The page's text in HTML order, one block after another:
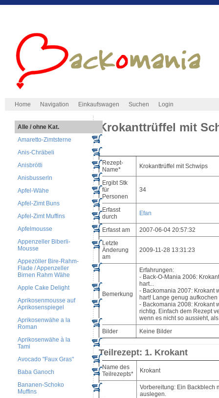
Home Navigation Einkaufswagen Suchen Login
Alle / ohne Kat.
Amaretto-Zimtsterne
Anis-Chräbeli
Anisbrötli
Anisbusserln
Apfel-Wähe
Apfel-Zimt Buns
Apfel-Zimt Muffins
Apfelmousse
Appenzeller Biberli-
Mousse
Appezöller Bire-Rahm-
Flade / Appenzeller
Birnen Rahm Wähe
Apple Cake Delight
Aprikosenmousse auf
Aprikosenspiegel
Aprikosenwähe a la
Roman
Aprikosenwähe à la
Tami
Avocado "Faux Gras"
Baba Ganoch
Bananen-Schoko
Muffins
Krokanttrüffel mit
Rezept-
Name*
Krokanttrüffel mit Schwips
Ergibt Stk
für
Personen
34
Erfasst
durch
Efan
Erfasst am
2007-06-04 20:57:32
Letzte
Änderung
am
2009-11-28 13:31:23
Bemerkung
Erfahrungen:
- Back-O-Mania 2006:
hart...
- Backomania 2007: Krokant
hart! Lange genug aufkochen
- Backomania 2008: Krokant
richtig. Einfach dem Rezept
wenn es nicht so aussieht,
Bilder
Keine Bilder
Teilrezept: 1. Krokant
Name des
Teilrezepts*
Krokant
Vorbereitung: Ein Backblech
auslegen.